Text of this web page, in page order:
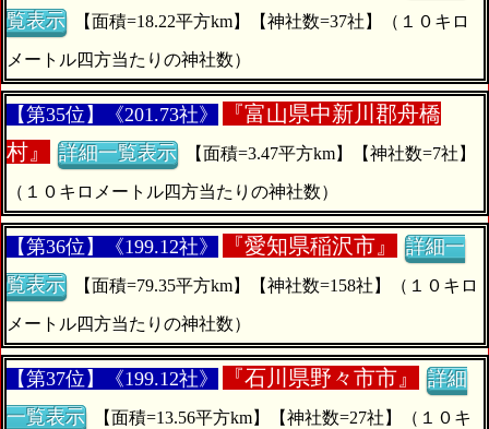
覧表示
メートル四方当たりの神社数）
【第35位】《201.73社》 『富山県中新川郡舟橋
村』
詳細一覧表示
（１０キロメートル四方当たりの神社数）
【第36位】《199.12社》 『愛知県稲沢市』
詳細一
覧表示
メートル四方当たりの神社数）
【第37位】《199.12社》 『石川県野々市市』
詳細
一覧表示